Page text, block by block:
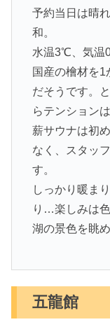
予約当日は晴
和。
水温3℃、気温
国産の檜材を
だそうです。
らテンション
薪サウナは初
なく、スタッ
す。
しっかり暖ま
り…楽しみは色
湖の景色を眺
五龍館